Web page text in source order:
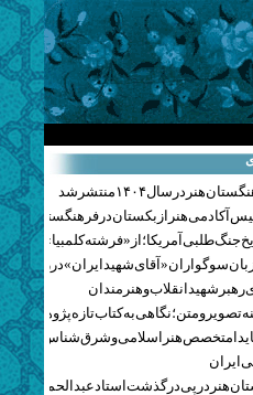
در سال ۱۴۰۴ منتشر شد
آکادمی هنر ازبکستان در فرهنگستان هنر
جنگ‌طلبی آمریکا؛ از «فرشته کلمبیا» تا
سوگواران «آقای شهید ایران» در
رهبر شهید انقلاب و هنرمندان
تصویر و متن؛ نگاهی به کتاب تازه پژوهشکده
متخصص هنر اسلامی و شرق‌شناس
ایران
هنر در پی درگذشت استاد عبدالحمید